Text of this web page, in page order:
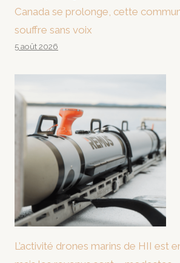
Canada se prolonge, cette
souffre sans voix
5 août 2026
L’activité drones marins de HII est